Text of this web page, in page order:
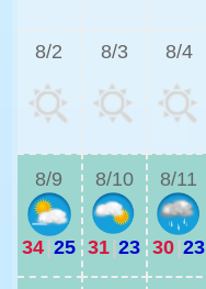
8/2 8/3 8/4
8/9
34 25
8/10
31 23
8/11
30 23